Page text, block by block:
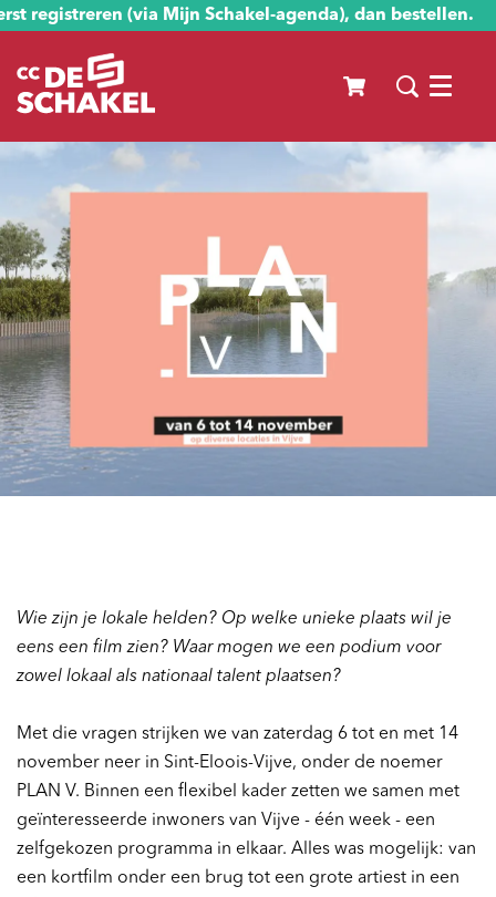
registreren (via Mijn Schakel-agenda), dan bestellen.
Menu
Wie zijn je lokale helden? Op welke unieke plaats wil je
eens een film zien? Waar mogen we een podium voor
zowel lokaal als nationaal talent plaatsen?
Met die vragen strijken we van zaterdag 6 tot en met 14
november neer in Sint-Eloois-Vijve, onder de noemer
PLAN V. Binnen een flexibel kader zetten we samen met
geïnteresseerde inwoners van Vijve - één week - een
zelfgekozen programma in elkaar. Alles was mogelijk: van
een kortfilm onder een brug tot een grote artiest in een